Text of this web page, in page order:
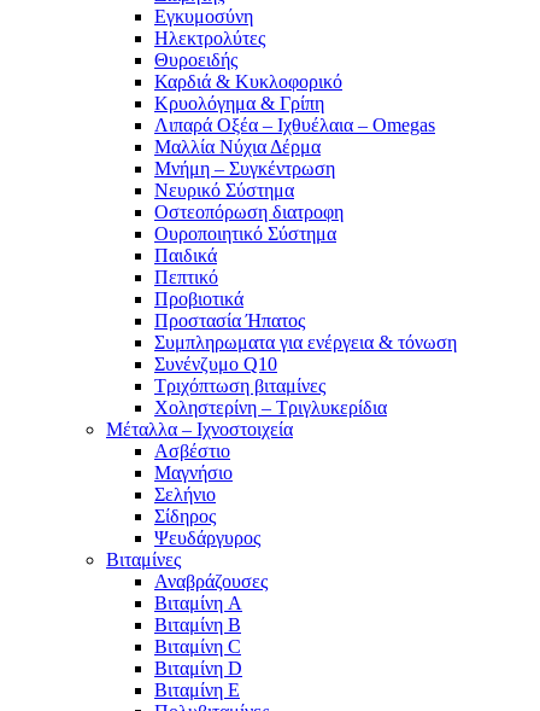
Εγκυμοσύνη
Ηλεκτρολύτες
Θυροειδής
Καρδιά & Κυκλοφορικό
Κρυολόγημα & Γρίπη
Λιπαρά Οξέα – Ιχθυέλαια – Omegas
Μαλλία Νύχια Δέρμα
Μνήμη – Συγκέντρωση
Νευρικό Σύστημα
Οστεοπόρωση διατροφη
Ουροποιητικό Σύστημα
Παιδικά
Πεπτικό
Προβιοτικά
Προστασία Ήπατος
Συμπληρωματα για ενέργεια & τόνωση
Συνένζυμο Q10
Τριχόπτωση βιταμίνες
Χοληστερίνη – Τριγλυκερίδια
Μέταλλα – Ιχνοστοιχεία
Ασβέστιο
Μαγνήσιο
Σελήνιο
Σίδηρος
Ψευδάργυρος
Βιταμίνες
Αναβράζουσες
Βιταμίνη A
Βιταμίνη B
Βιταμίνη C
Βιταμίνη D
Βιταμίνη E